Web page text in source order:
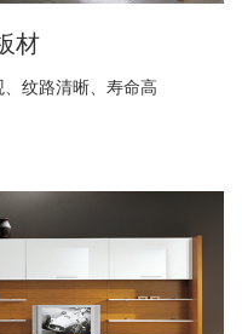
材
纹路清晰、寿命高